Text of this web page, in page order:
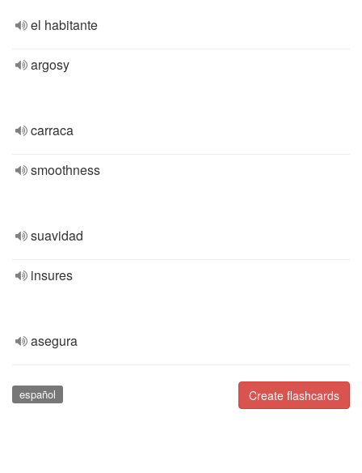
el habitante
argosy
carraca
smoothness
suavidad
insures
asegura
Create flashcards
español